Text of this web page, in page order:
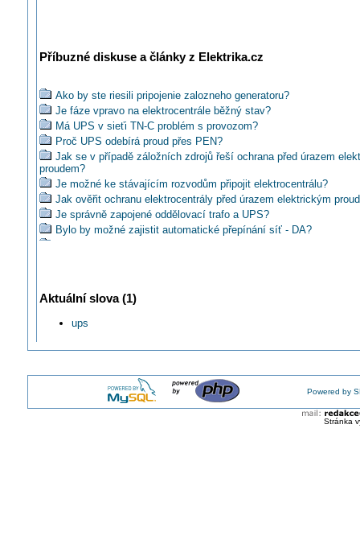
Příbuzné diskuse a články z Elektrika.cz
Ako by ste riesili pripojenie zalozneho generatoru?
Je fáze vpravo na elektrocentrále běžný stav?
Má UPS v sieťi TN-C problém s provozom?
Proč UPS odebírá proud přes PEN?
Jak se v případě záložních zdrojů řeší ochrana před úrazem
proudem?
Je možné ke stávajícím rozvodům připojit elektrocentrálu?
Jak ověřit ochranu elektrocentrály před úrazem elektrickým
Je správně zapojené oddělovací trafo a UPS?
Bylo by možné zajistit automatické přepínání síť - DA?
Je lepší centrála 1-fázová nebo 3-fázová ?
Jak se řeší ochrana před úrazem v obvodech za UPS?
Jak zapojit nouzové osvětlení, které je napojené ze zdroje UPS?
Jak změřit kapacitu baterie u zálohovaného zdroje?
Kdy je třeba ochranné pospojení UPS?
Vydrží jistič UPSku?
Jak připojit UPS a přitom zajistit ochranu zálohovaných
Aktuální slova (1)
ups
Powered by
Stránka